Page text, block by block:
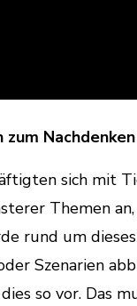
zum Nachdenken
sich mit
Themen
rund um
Szenarien
so vor. Das